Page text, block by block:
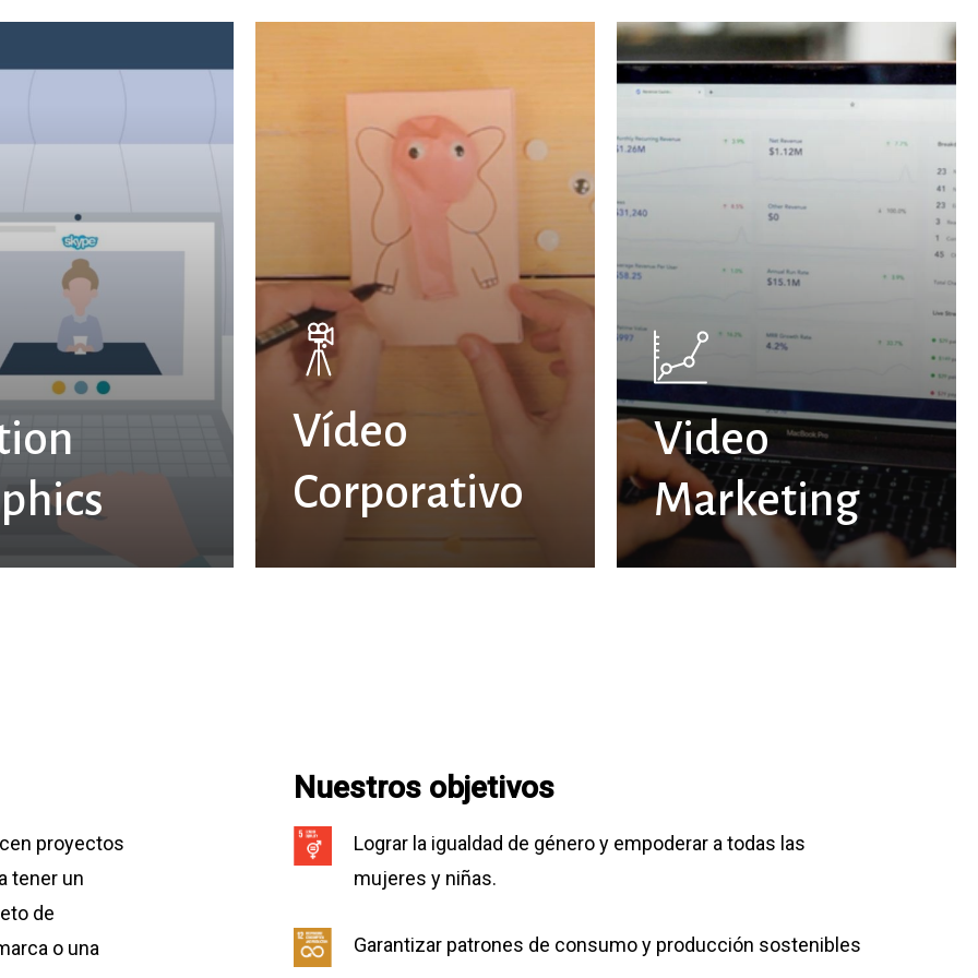
Vídeo
Corporativo
Video
Marketing
proyectos
tener un
de
o una
Nuestros objetivos
Lograr la igualdad de género y empoderar a todas las
mujeres y niñas.
Garantizar patrones de consumo y producción sostenibles